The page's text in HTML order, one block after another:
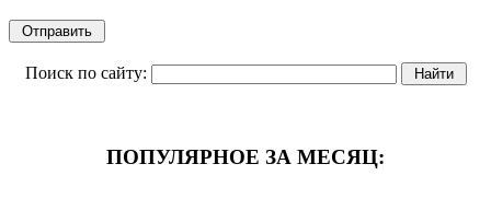
Поиск по сайту:
ПОПУЛЯРНОЕ ЗА МЕСЯЦ: